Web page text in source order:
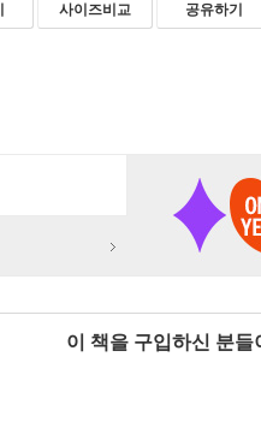
사이즈비교 공유하기
이 책을 구입하신 분